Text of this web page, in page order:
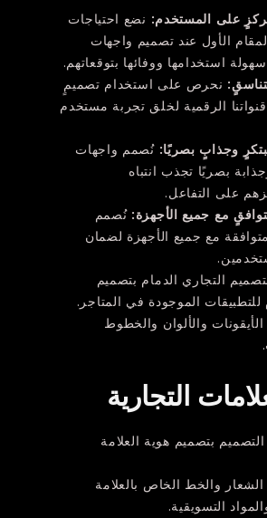
على المستخدم: نضع احتياجات
الأول عند تصميم واجهات
استخدامها ووفائها بتوقعاتهم.
نحرص على استخدام تصميمٍ
الرقمية لخلق تجربة مستخدم
وجذابٍ بصريًا: نُصمم واجهات
بصريًا تجذب انتباه
على التفاعل.
مع جميع الأجهزة: نُصمم
مع جميع الأجهزة لضمان
التجاري الدمام بتصميم
الموجودة في المتاجر.
والألوان والخطوط
التجارية
بتصميم هوية العلامة
والخط الخاص بالعلامة
التسويقية.